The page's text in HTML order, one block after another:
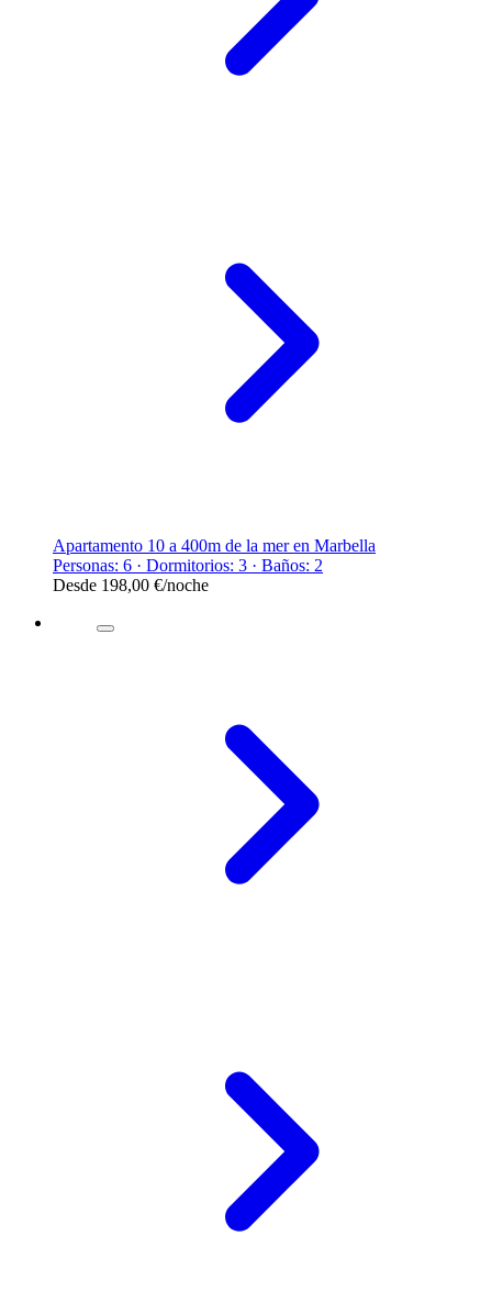
Apartamento 10 a 400m de la mer en Marbella
Personas: 6 · Dormitorios: 3 · Baños: 2
Desde 198,00 €/noche